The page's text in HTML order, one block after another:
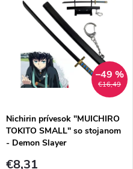
€16,49
–49 %
Nichirin prívesok "MUICHIRO
TOKITO SMALL" so stojanom
- Demon Slayer
€8,31